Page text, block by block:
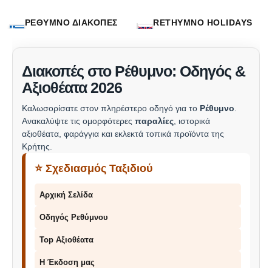
ΡΕΘΥΜΝΟ ΔΙΑΚΟΠΕΣ
RETHYMNO HOLIDAYS
Διακοπές στο Ρέθυμνο: Οδηγός &
Αξιοθέατα 2026
Καλωσορίσατε στον πληρέστερο οδηγό για το Ρέθυμνο
Ανακαλύψτε τις ομορφότερες παραλίες , ιστορικά
αξιοθέατα, φαράγγια και εκλεκτά τοπικά προϊόντα της
Κρήτης.
⭐ Σχεδιασμός Ταξιδιού
Αρχική Σελίδα
Οδηγός Ρεθύμνου
Top Αξιοθέατα
Η Έκδοση μας